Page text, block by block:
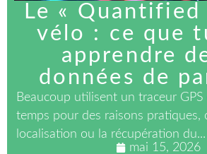
Le « Quantified
vélo : ce que
apprendre
données de
Beaucoup utilisent un traceur
temps pour des raisons pratiques,
localisation ou la récupération du...
mai 15, 2026